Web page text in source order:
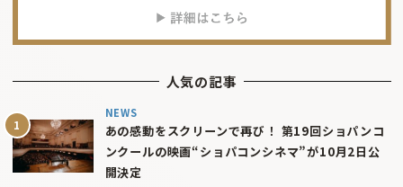
人気の記事
NEWS
あの感動をスクリーンで再び！ 第19回ショパンコ
ンクールの映画“ショパコンシネマ”が10月2日公
開決定